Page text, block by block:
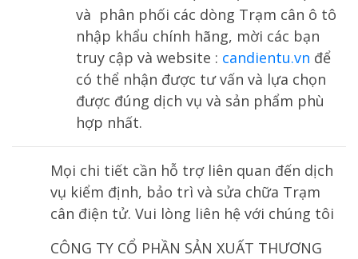
và phân phối các dòng Trạm cân ô tô
nhập khẩu chính hãng, mời các bạn
truy cập và website : candientu.vn để
có thể nhận được tư vấn và lựa chọn
được đúng dịch vụ và sản phẩm phù
hợp nhất.
Mọi chi tiết cần hỗ trợ liên quan đến dịch
vụ kiểm định, bảo trì và sửa chữa Trạm
cân điện tử. Vui lòng liên hệ với chúng tôi
CÔNG TY CỔ PHẦN SẢN XUẤT THƯƠNG